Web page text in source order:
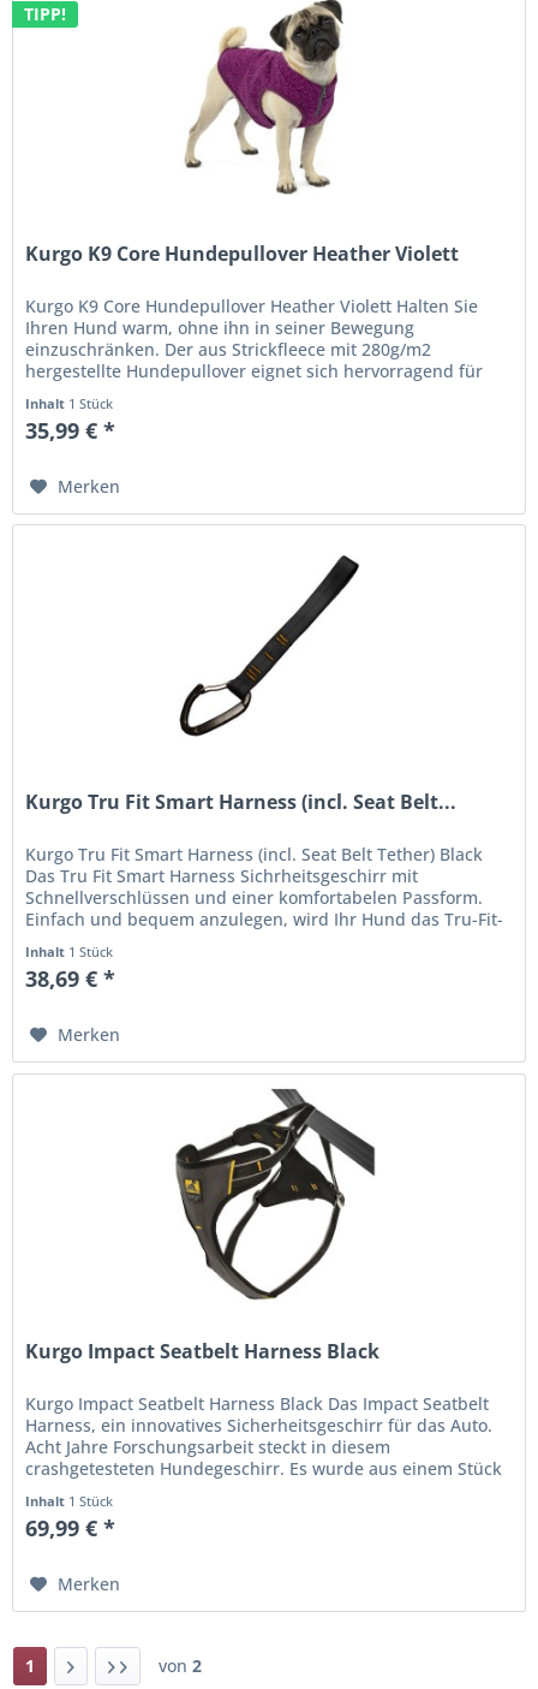
TIPP!
Kurgo K9 Core Hundepullover Heather Violett
Kurgo K9 Core Hundepullover Heather Violett Halten Sie
Ihren Hund warm, ohne ihn in seiner Bewegung
einzuschränken. Der aus Strickfleece mit 280g/m2
hergestellte Hundepullover eignet sich hervorragend für
Inhalt 1 Stück
35,99 € *
Merken
Kurgo Tru Fit Smart Harness (incl. Seat Belt...
Kurgo Tru Fit Smart Harness (incl. Seat Belt Tether) Black
Das Tru Fit Smart Harness Sichrheitsgeschirr mit
Schnellverschlüssen und einer komfortabelen Passform.
Einfach und bequem anzulegen, wird Ihr Hund das Tru-Fit-
Inhalt 1 Stück
38,69 € *
Merken
Kurgo Impact Seatbelt Harness Black
Kurgo Impact Seatbelt Harness Black Das Impact Seatbelt
Harness, ein innovatives Sicherheitsgeschirr für das Auto.
Acht Jahre Forschungsarbeit steckt in diesem
crashgetesteten Hundegeschirr. Es wurde aus einem Stück
Inhalt 1 Stück
69,99 € *
Merken
1 von 2